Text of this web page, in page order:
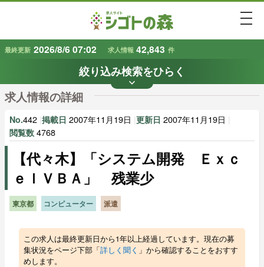
最終更新 2026/8/6 07:02 求人情報 42,843 件
絞り込み検索をひらく
keyboard_arrow_down
条件から探す
地域で探す 業種で探す
雇用形態 で探す 賃金 で探す
キーワードで探す
求人情報の詳細
No.442 掲載日 2007年11月19日 更新日 2007年11月19日
閲覧数 4768
【代々木】「システム開発 Ｅｘｃ
ｅｌＶＢＡ」 残業少
東京都 コンピューター 派遣
この求人は最終更新日から1年以上経過しています。現在の募
集状況をページ下部「詳しく聞く 」から確認することをおすす
めします。